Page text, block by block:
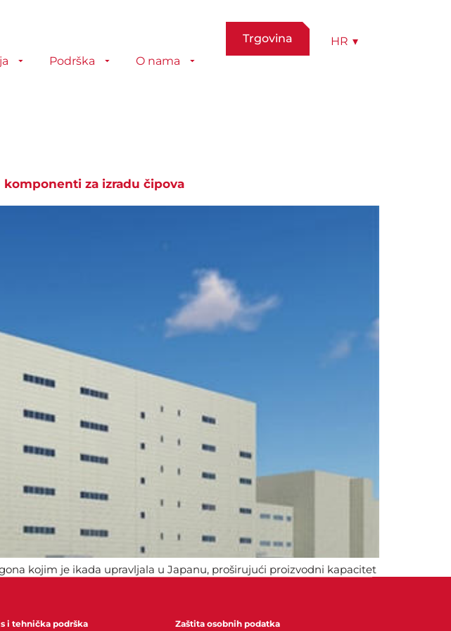
Podrška O nama
Trgovina HR ▾
za izradu čipova
kojim je ikada upravljala u Japanu, proširujući proizvodni kapacitet
i tehnička podrška Zaštita osobnih podatka